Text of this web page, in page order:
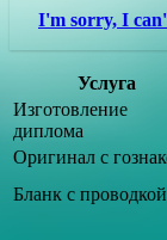
I'm sorry, I
Услуга
Изготовление
диплома
Оригинал с
Бланк с проводкой